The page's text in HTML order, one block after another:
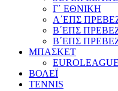
Γ΄ ΕΘΝΙΚΗ
Α΄ΕΠΣ
Β΄ΕΠΣ
Β΄ΕΠΣ
ΜΠΑΣΚΕΤ
EUROLEAGUE
ΒΟΛΕΪ
TENNIS